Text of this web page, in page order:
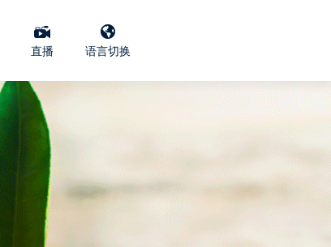
直播 语言切换